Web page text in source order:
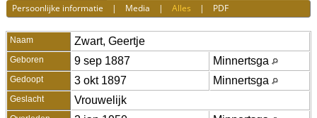
Persoonlijke informatie | Media |Alles | PDF
Naam Zwart, Geertje
Geboren 9 sep 1887 Minnertsga
Gedoopt 3 okt 1897 Minnertsga
Geslacht Vrouwelijk